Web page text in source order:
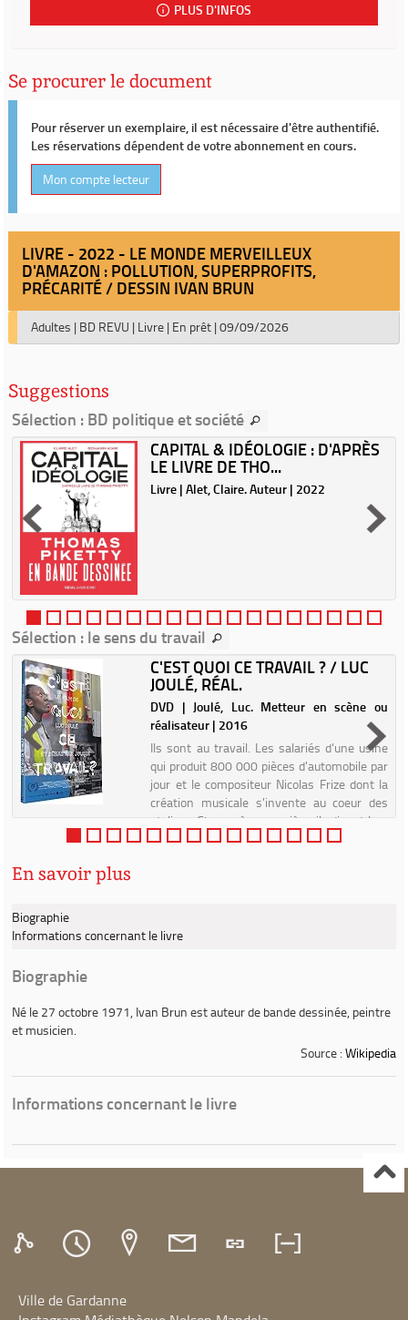
PLUS D'INFOS
Se procurer le document
Pour réserver un exemplaire, il est nécessaire d'être authentifié.
Les réservations dépendent de votre abonnement en cours.
Mon compte lecteur
LIVRE - 2022 - LE MONDE MERVEILLEUX
D'AMAZON : POLLUTION, SUPERPROFITS,
PRÉCARITÉ / DESSIN IVAN BRUN
Adultes | BD REVU | Livre | En prêt | 09/09/2026
Suggestions
Sélection : BD politique et société
CAPITAL & IDÉOLOGIE : D'APRÈS
LE LIVRE DE THO...
Livre | Alet, Claire. Auteur | 2022
Sélection : le sens du travail
C'EST QUOI CE TRAVAIL ? / LUC
JOULÉ, RÉAL.
DVD | Joulé, Luc. Metteur en scène ou
réalisateur | 2016
Ils sont au travail. Les salariés d'une usine
qui produit 800 000 pièces d'automobile par
jour et le compositeur Nicolas Frize dont la
création musicale s'invente au coeur des
ateliers. Chacun à sa manière, ils disent leur
travail...
En savoir plus
Biographie
Informations concernant le livre
Biographie
Né le 27 octobre 1971, Ivan Brun est auteur de bande dessinée, peintre
et musicien.
Source : Wikipedia
Informations concernant le livre
Ville de Gardanne